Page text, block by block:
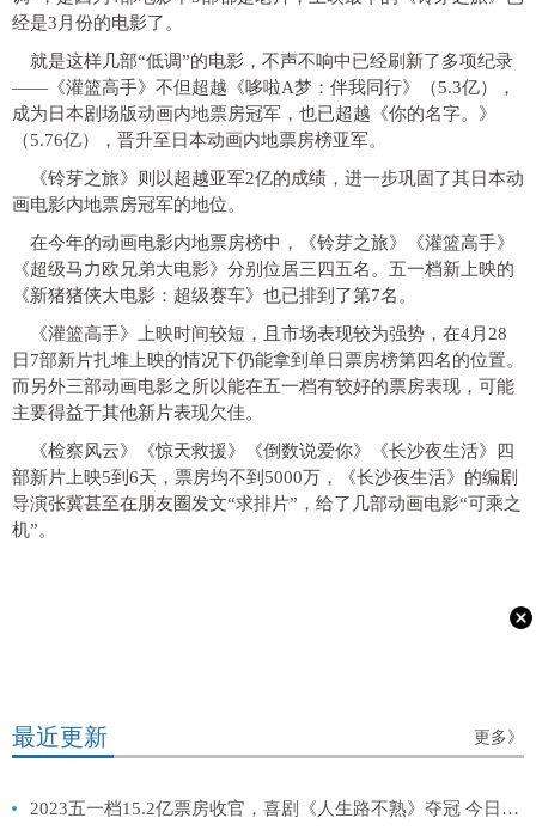
经是3月份的电影了。
就是这样几部“低调”的电影，不声不响中已经刷新了多项纪录
——《灌篮高手》不但超越《哆啦A梦：伴我同行》（5.3亿），
成为日本剧场版动画内地票房冠军，也已超越《你的名字。》
（5.76亿），晋升至日本动画内地票房榜亚军。
《铃芽之旅》则以超越亚军2亿的成绩，进一步巩固了其日本动
画电影内地票房冠军的地位。
在今年的动画电影内地票房榜中，《铃芽之旅》《灌篮高手》
《超级马力欧兄弟大电影》分别位居三四五名。五一档新上映的
《新猪猪侠大电影：超级赛车》也已排到了第7名。
《灌篮高手》上映时间较短，且市场表现较为强势，在4月28
日7部新片扎堆上映的情况下仍能拿到单日票房榜第四名的位置。
而另外三部动画电影之所以能在五一档有较好的票房表现，可能
主要得益于其他新片表现欠佳。
《检察风云》《惊天救援》《倒数说爱你》《长沙夜生活》四
部新片上映5到6天，票房均不到5000万，《长沙夜生活》的编剧
导演张冀甚至在朋友圈发文“求排片”，给了几部动画电影“可乘之
机”。
最近更新 更多》
2023五一档15.2亿票房收官，喜剧《人生路不熟》夺冠 今日要闻